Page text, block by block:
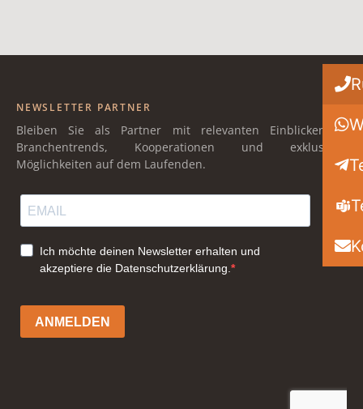
NEWSLETTER PARTNER
Bleiben Sie als Partner mit relevanten Einblicken in
Branchentrends, Kooperationen und exklusiven
Möglichkeiten auf dem Laufenden.